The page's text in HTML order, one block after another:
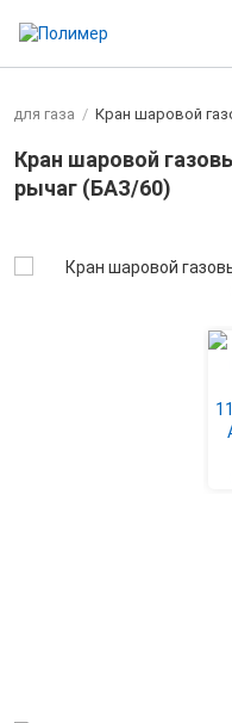
для газа / Кран шаровой
Кран шаровой
рычаг (БАЗ/60)